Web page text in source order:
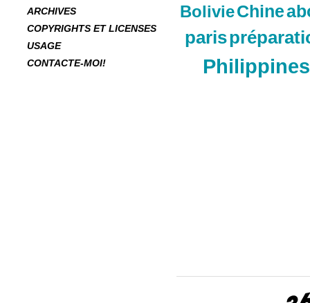
ARCHIVES
COPYRIGHTS ET LICENSES
USAGE
CONTACTE-MOI!
BolivieChine
paris
Philippines